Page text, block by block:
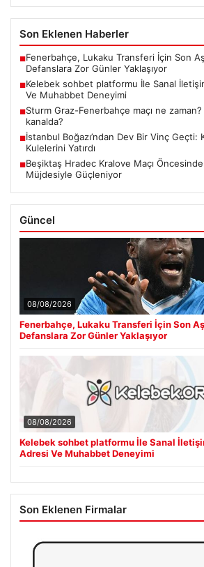
Son Eklenen Haberler
■Fenerbahçe, Lukaku Transferi İçin Son
Defanslara Zor Günler Yaklaşıyor
■Kelebek sohbet platformu İle Sanal
Ve Muhabbet Deneyimi
■Sturm Graz-Fenerbahçe maçı ne
kanalda?
■İstanbul Boğazı’ndan Dev Bir Vinç Geçti:
Kulelerini Yatırdı
■Beşiktaş Hradec Kralove Maçı
Müjdesiyle Güçleniyor
Güncel
08/08/2026
Fenerbahçe, Lukaku Transferi İçin Son
Defanslara Zor Günler Yaklaşıyor
08/08/2026
Kelebek sohbet platformu İle Sanal
Adresi Ve Muhabbet Deneyimi
Son Eklenen Firmalar